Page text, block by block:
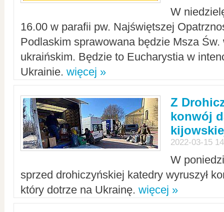
W
16.00 w parafii pw. Najświętszej
Podlaskim sprawowana będzie Msza Św.
ukraińskim. Będzie to Eucharystia w
Ukrainie. więcej »
Z
konwój
2022-03-15
W
sprzed drohiczyńskiej katedry wyruszył
który dotrze na Ukrainę. więcej »